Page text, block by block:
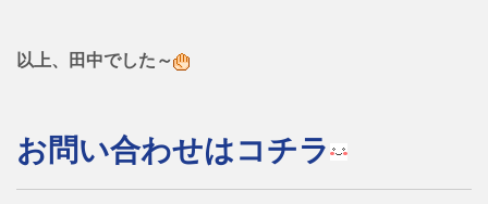
以上、田中でした～
お問い合わせはコチラ